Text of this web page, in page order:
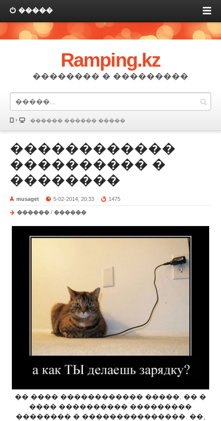
�����
Ramping.kz
�������� � ���������
������ ������ �����
������������
���������� �
��������
musaget 5-02-2014, 20:33 1475
������ / ������
�� ���� ������������ �����. �� �
���� ���������� ���������
�������� � ���������������. ��,